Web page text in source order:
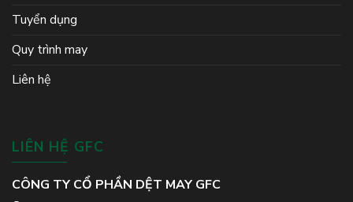
Tuyển dụng
Quy trình may
Liên hệ
LIÊN HỆ GFC
CÔNG TY CỔ PHẦN DỆT MAY GFC